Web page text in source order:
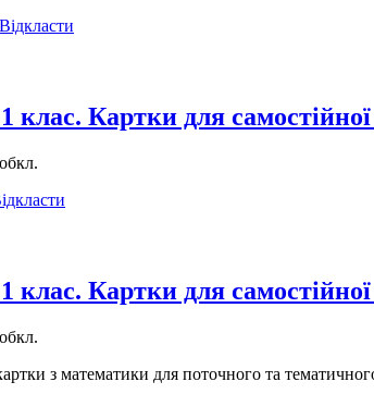
Відкласти
клас. Картки для
клас. Картки для
з математики для поточного та